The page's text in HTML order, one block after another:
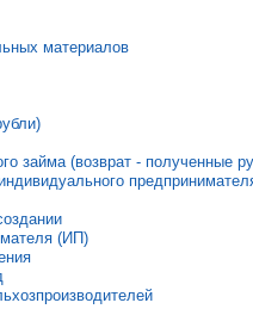
материалов
займа (возврат - полученные
(ИП)